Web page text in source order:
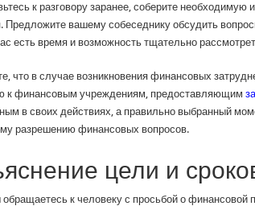
к разговору заранее, соберите
Предложите вашему собеседнику обсудить
есть время и возможность тщательно
что в случае возникновения финансовых
к финансовым учреждениям, предоставляющим
в своих действиях, а правильно выбранный
разрешению финансовых вопросов.
цели и
обращаетесь к человеку с просьбой о